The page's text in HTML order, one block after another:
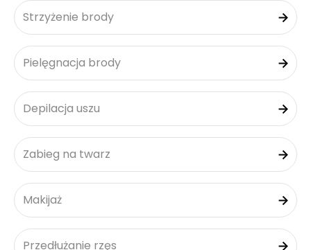
Strzyżenie brody
Pielęgnacja brody
Depilacja uszu
Zabieg na twarz
Makijaż
Przedłużanie rzęs